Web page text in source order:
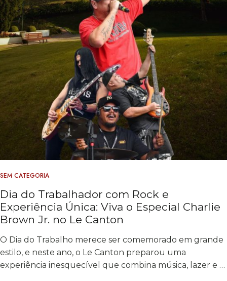
SEM CATEGORIA
Dia do Trabalhador com Rock e
Experiência Única: Viva o Especial Charlie
Brown Jr. no Le Canton
O Dia do Trabalho merece ser comemorado em grande
estilo, e neste ano, o Le Canton preparou uma
experiência inesquecível que combina música, lazer e …